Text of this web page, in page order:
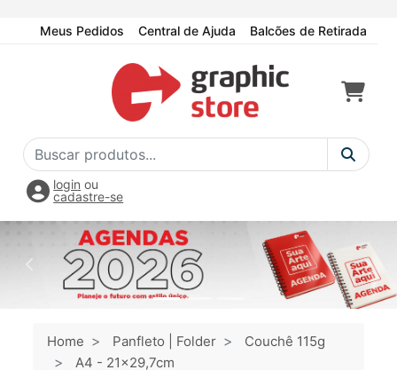
Meus Pedidos Central de Ajuda Balcões de Retirada
login ou
cadastre-se
Home Panfleto | Folder
Couchê 115g
A4 - 21x29,7cm